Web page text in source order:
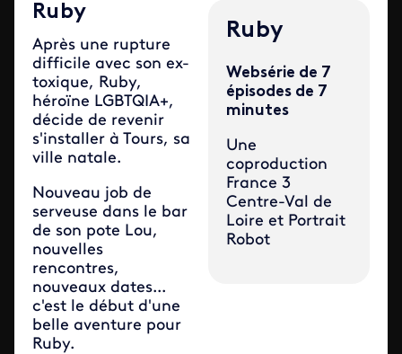
Ruby
Après une rupture
difficile avec son ex-
toxique, Ruby,
héroïne LGBTQIA+,
décide de revenir
s'installer à Tours, sa
ville natale.
Nouveau job de
serveuse dans le bar
de son pote Lou,
nouvelles
rencontres,
nouveaux dates...
c'est le début d'une
belle aventure pour
Ruby.
Ruby
Websérie de 7
épisodes de 7
minutes
Une
coproduction
France 3
Centre-Val de
Loire et Portrait
Robot